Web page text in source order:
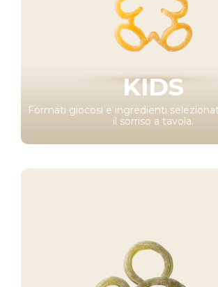
KIDS
Formati giocosi e ingredienti
il sorriso a tavola.